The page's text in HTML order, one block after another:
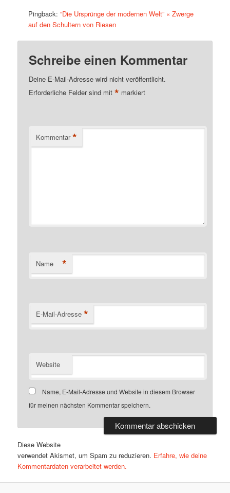
Pingback:“Die Ursprünge der modernen Welt” « Zwerge
auf den Schultern von Riesen
Schreibe einen Kommentar
Deine E-Mail-Adresse wird nicht veröffentlicht.
Erforderliche Felder sind mit* markiert
Kommentar *
Name *
E-Mail-Adresse *
Website
Name, E-Mail-Adresse und Website in diesem Browser
für meinen nächsten Kommentar speichern.
Diese Website
verwendet Akismet, um Spam zu reduzieren. Erfahre, wie deine
Kommentardaten verarbeitet werden.